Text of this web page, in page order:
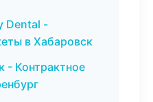
Dental -
в Хабаровск
- Контрактное